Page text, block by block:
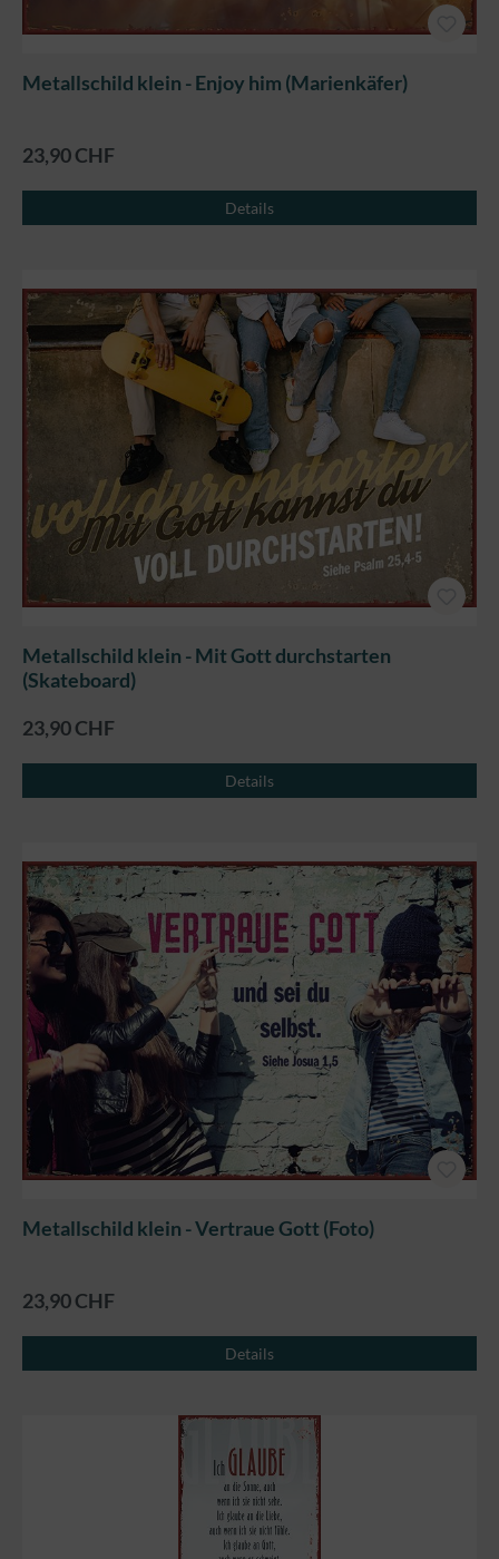
Metallschild klein - Enjoy him (Marienkäfer)
23,90 CHF
Details
Metallschild klein - Mit Gott durchstarten
(Skateboard)
23,90 CHF
Details
Metallschild klein - Vertraue Gott (Foto)
23,90 CHF
Details